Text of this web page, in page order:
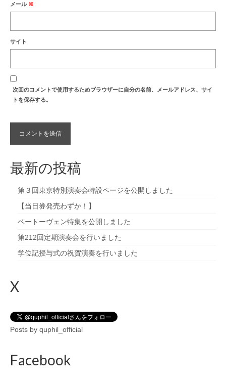
メール ※
サイト
次回のコメントで使用するためブラウザーに自分の名前、メールアドレス、サイ
トを保存する。
最新の投稿
第３回東京特別演奏会特設ページを公開しました
【当日券発売わずか！】
ベートーヴェン特集を公開しました
第212回定期演奏会を行いました
学位記授与式の祝賀演奏を行いました
X
Posts by quphil_official
Facebook